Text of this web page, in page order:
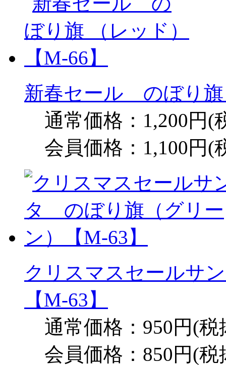
新春セール のぼり旗
通常価格：1,200円(
会員価格：1,100円(
クリスマスセールサ
【M-63】
通常価格：950円(税
会員価格：850円(税